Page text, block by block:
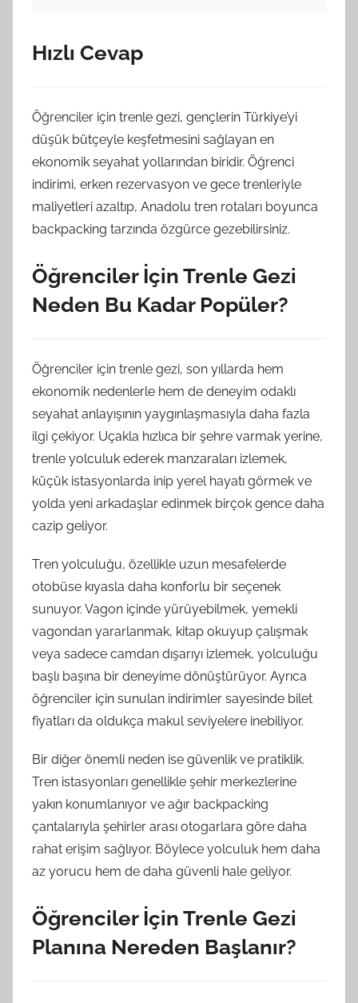
Hızlı Cevap
Öğrenciler için trenle gezi, gençlerin Türkiye’yi
düşük bütçeyle keşfetmesini sağlayan en
ekonomik seyahat yollarından biridir. Öğrenci
indirimi, erken rezervasyon ve gece trenleriyle
maliyetleri azaltıp, Anadolu tren rotaları boyunca
backpacking tarzında özgürce gezebilirsiniz.
Öğrenciler İçin Trenle Gezi
Neden Bu Kadar Popüler?
Öğrenciler için trenle gezi, son yıllarda hem
ekonomik nedenlerle hem de deneyim odaklı
seyahat anlayışının yaygınlaşmasıyla daha fazla
ilgi çekiyor. Uçakla hızlıca bir şehre varmak yerine,
trenle yolculuk ederek manzaraları izlemek,
küçük istasyonlarda inip yerel hayatı görmek ve
yolda yeni arkadaşlar edinmek birçok gence daha
cazip geliyor.
Tren yolculuğu, özellikle uzun mesafelerde
otobüse kıyasla daha konforlu bir seçenek
sunuyor. Vagon içinde yürüyebilmek, yemekli
vagondan yararlanmak, kitap okuyup çalışmak
veya sadece camdan dışarıyı izlemek, yolculuğu
başlı başına bir deneyime dönüştürüyor. Ayrıca
öğrenciler için sunulan indirimler sayesinde bilet
fiyatları da oldukça makul seviyelere inebiliyor.
Bir diğer önemli neden ise güvenlik ve pratiklik.
Tren istasyonları genellikle şehir merkezlerine
yakın konumlanıyor ve ağır backpacking
çantalarıyla şehirler arası otogarlara göre daha
rahat erişim sağlıyor. Böylece yolculuk hem daha
az yorucu hem de daha güvenli hale geliyor.
Öğrenciler İçin Trenle Gezi
Planına Nereden Başlanır?